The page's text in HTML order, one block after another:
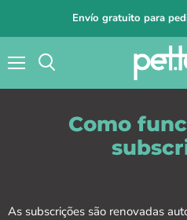
Envío gratuito para
Como
As subscrições são renovadas